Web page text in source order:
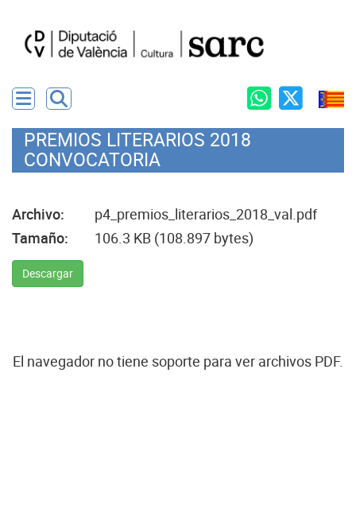
PREMIOS LITERARIOS 2018
CONVOCATORIA
Archivo:
p4_premios_literarios_2018_val.pdf
Tamaño:
106.3 KB (108.897 bytes)
Descargar
El navegador no tiene soporte para ver archivos PDF.